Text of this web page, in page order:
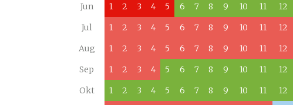
Jun
1 2 3 4 5 6 7 8 9 10 11 12
Jul
1 2 3 4 5 6 7 8 9 10 11 12
Aug
1 2 3 4 5 6 7 8 9 10 11 12
Sep
1 2 3 4 5 6 7 8 9 10 11 12
Okt
1 2 3 4 5 6 7 8 9 10 11 12